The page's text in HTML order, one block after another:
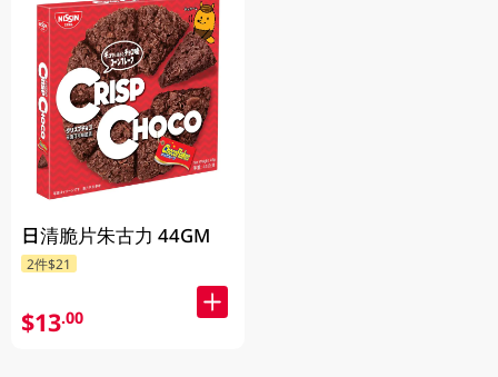
日清脆片朱古力 44GM
2件$21
$13.00